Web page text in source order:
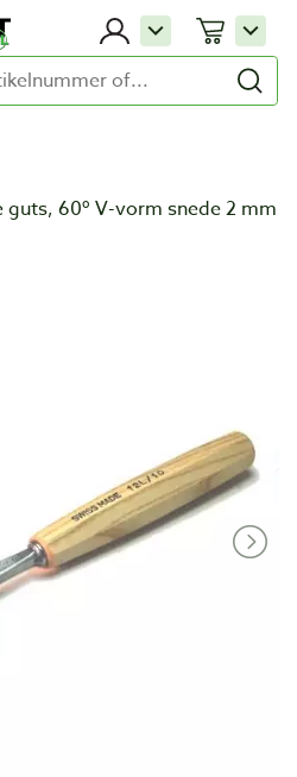
60º V-vorm snede 2 mm